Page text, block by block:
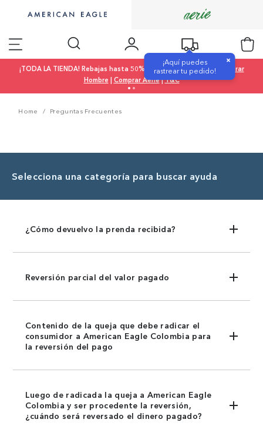
¡Aquí puedes
rastrear tu pedido!
×
¡TODA LA TIENDA! Rebajas hasta 50% OFF |Comprar Mujer|
Comprar
Hombre | Comprar Aerie|T&C
Home Preguntas Frecuentes
Selecciona una categoría para buscar ayuda
¿Cómo devuelvo la prenda recibida?
Reversión parcial del valor pagado
Contenido de la queja que debe radicar el
consumidor a American Eagle Colombia para
la reversión del pago
Luego de radicada la queja a American Eagle
Colombia y ser procedente la reversión,
¿cuándo será reversado el dinero pagado?